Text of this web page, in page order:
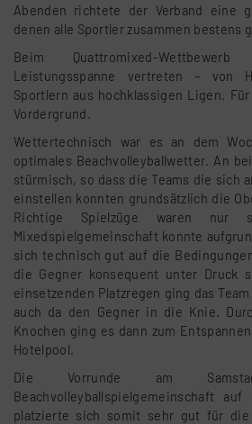
Abenden richtete der Verband eine
denen alle Sportler zusammen bestens
Beim Quattromixed-
Leistungsspanne vertreten – von
Sportlern aus hochklassigen Ligen.
Vordergrund.
Wettertechnisch war es an dem
optimales Beachvolleyballwetter. An
stürmisch, so dass die Teams die sich
einstellen konnten grundsätzlich die
Richtige Spielzüge waren nur
Mixedspielgemeinschaft konnte
sich technisch gut auf die
die Gegner konsequent unter Druck
einsetzenden Platzregen ging das
auch da den Gegner in die Knie.
Knochen ging es dann zum
Hotelpool.
Die Vorrunde am
Beachvolleyballspielgemeinschaft
platzierte sich somit sehr gut für die